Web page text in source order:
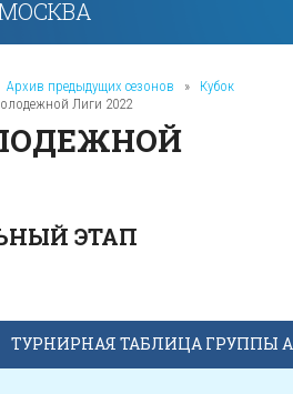
Архив предыдущих сезонов »
Кубок
Лиги 2022
ЭТАП
ТУРНИРНАЯ ТАБЛИЦА ГРУППЫ А